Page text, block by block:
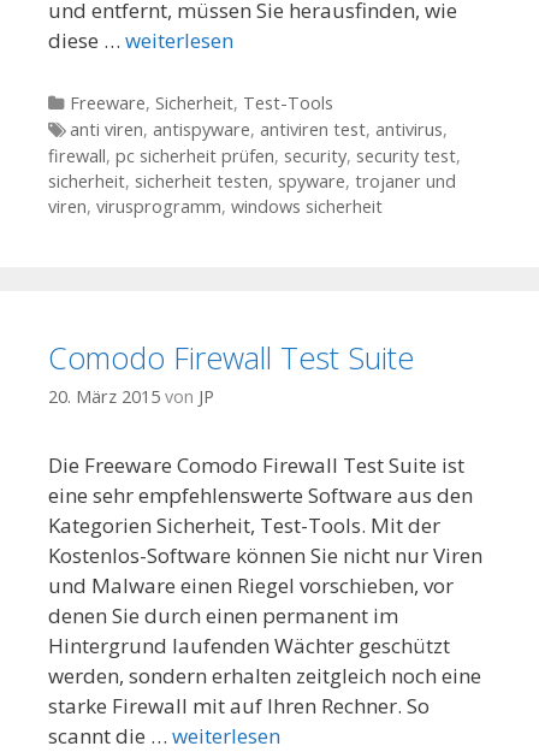
und entfernt, müssen Sie herausfinden, wie
diese … weiterlesen
Kategorien
Freeware, Sicherheit, Test-Tools
Tags
anti viren, antispyware, antiviren test, antivirus,
firewall, pc sicherheit prüfen, security, security test,
sicherheit, sicherheit testen, spyware, trojaner und
viren, virusprogramm, windows sicherheit
Comodo Firewall Test Suite
20. März 2015 von JP
Die Freeware Comodo Firewall Test Suite ist
eine sehr empfehlenswerte Software aus den
Kategorien Sicherheit, Test-Tools. Mit der
Kostenlos-Software können Sie nicht nur Viren
und Malware einen Riegel vorschieben, vor
denen Sie durch einen permanent im
Hintergrund laufenden Wächter geschützt
werden, sondern erhalten zeitgleich noch eine
starke Firewall mit auf Ihren Rechner. So
scannt die … weiterlesen